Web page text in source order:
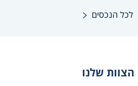
לכל הנכסים
הצוות שלנו